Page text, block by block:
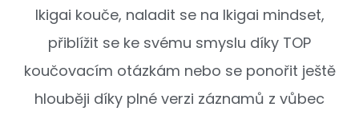
Ikigai kouče, naladit se na Ikigai mindset,
přiblížit se ke svému smyslu díky TOP
koučovacím otázkám nebo se ponořit ještě
hlouběji díky plné verzi záznamů z vůbec